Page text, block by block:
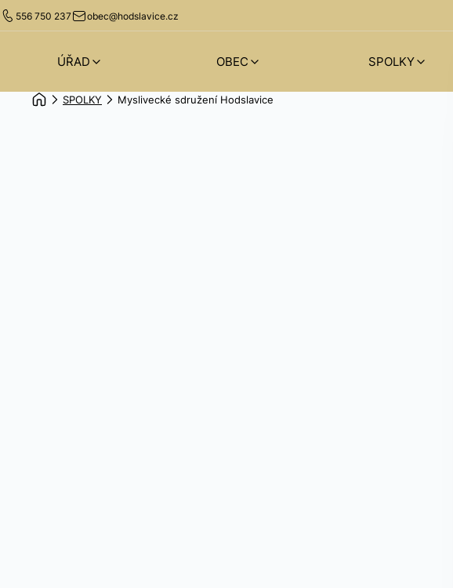
556 750 237 obec@hodslavice.cz
ÚŘAD OBEC SPOLKY
SPOLKY Myslivecké sdružení Hodslavice